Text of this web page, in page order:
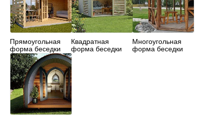
Прямоугольная
форма беседки
Квадратная
форма беседки
Многоугольная
форма беседки